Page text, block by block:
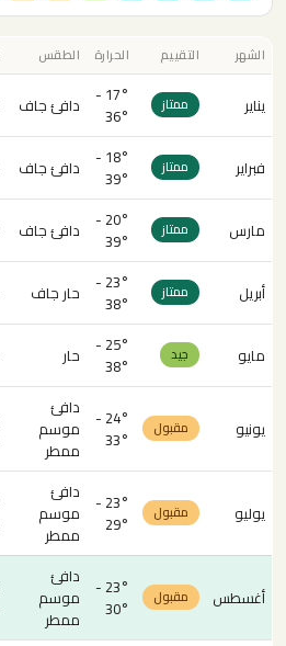
الشهر التقييم الحرارة الطقس
يناير ممتاز
17° -
36°
دافئ جاف
فبراير ممتاز
18° -
39°
دافئ جاف
مارس ممتاز
20° -
39°
دافئ جاف
أبريل ممتاز
23° -
38°
حار جاف
مايو جيد
25° -
38°
حار
يونيو مقبول
24° -
33°
دافئ
موسم
ممطر
يوليو مقبول
23° -
29°
دافئ
موسم
ممطر
أغسطس مقبول
23° -
30°
دافئ
موسم
ممطر